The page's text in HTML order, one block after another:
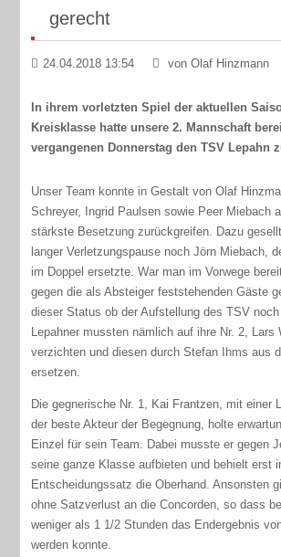
gerecht
24.04.2018 13:54 von Olaf Hinzmann
In ihrem vorletzten Spiel der aktuellen
Kreisklasse hatte unsere 2. Mannschaft
vergangenen Donnerstag den TSV Lepahn
Unser Team konnte in Gestalt von Olaf
Schreyer, Ingrid Paulsen sowie Peer Miebach
stärkste Besetzung zurückgreifen. Dazu
langer Verletzungspause noch Jörn Miebach,
im Doppel ersetzte. War man im Vorwege
gegen die als Absteiger feststehenden Gäste
dieser Status ob der Aufstellung des TSV
Lepahner mussten nämlich auf ihre Nr. 2, Lars
verzichten und diesen durch Stefan Ihms aus
ersetzen.
Die gegnerische Nr. 1, Kai Frantzen, mit einer
der beste Akteur der Begegnung, holte
Einzel für sein Team. Dabei musste er gegen
seine ganze Klasse aufbieten und behielt erst
Entscheidungssatz die Oberhand. Ansonsten
ohne Satzverlust an die Concorden, so dass
weniger als 1 1/2 Stunden das Endergebnis
werden konnte.